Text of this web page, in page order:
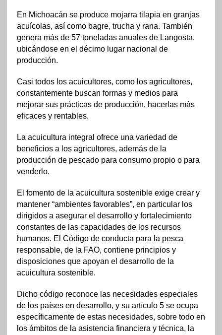
En Michoacán se produce mojarra tilapia en granjas
acuícolas, así como bagre, trucha y rana. También
genera más de 57 toneladas anuales de Langosta,
ubicándose en el décimo lugar nacional de
producción.
Casi todos los acuicultores, como los agricultores,
constantemente buscan formas y medios para
mejorar sus prácticas de producción, hacerlas más
eficaces y rentables.
La acuicultura integral ofrece una variedad de
beneficios a los agricultores, además de la
producción de pescado para consumo propio o para
venderlo.
El fomento de la acuicultura sostenible exige crear y
mantener “ambientes favorables”, en particular los
dirigidos a asegurar el desarrollo y fortalecimiento
constantes de las capacidades de los recursos
humanos. El Código de conducta para la pesca
responsable, de la FAO, contiene principios y
disposiciones que apoyan el desarrollo de la
acuicultura sostenible.
Dicho código reconoce las necesidades especiales
de los países en desarrollo, y su artículo 5 se ocupa
específicamente de estas necesidades, sobre todo en
los ámbitos de la asistencia financiera y técnica, la